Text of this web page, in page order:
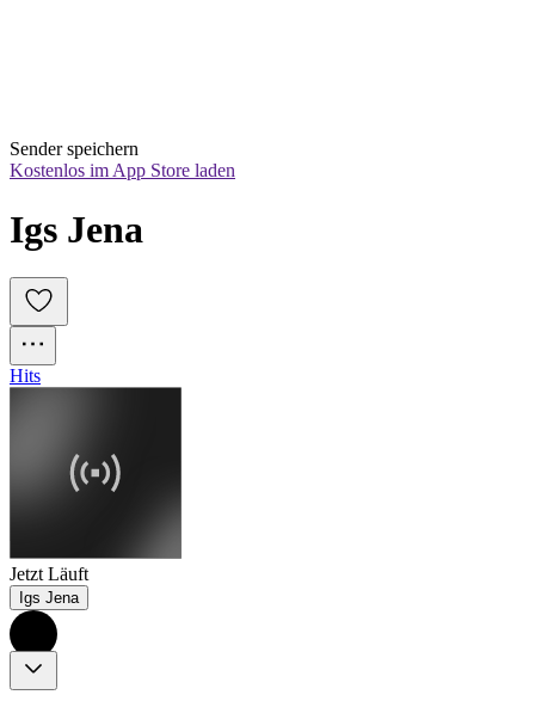
Sender speichern
Kostenlos im App Store laden
Igs Jena
Hits
Jetzt Läuft
Igs Jena